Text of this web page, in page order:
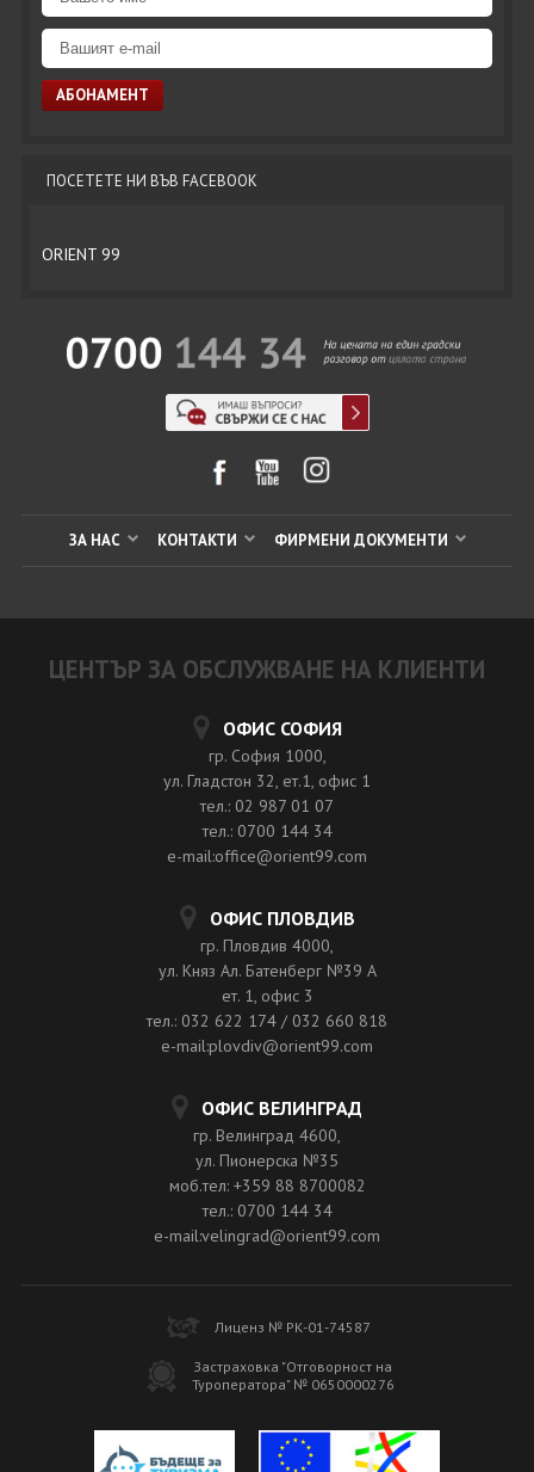
ПОСЕТЕТЕ НИ ВЪВ FACEBOOK
ORIENT 99
ЗА НАС КОНТАКТИ ФИРМЕНИ ДОКУМЕНТИ
ЦЕНТЪР ЗА ОБСЛУЖВАНЕ НА КЛИЕНТИ
ОФИС СОФИЯ
гр. София 1000,
ул. Гладстон 32, ет.1, офис 1
тел.: 02 987 01 07
тел.: 0700 144 34
e-mail:office@orient99.com
ОФИС ПЛОВДИВ
гр. Пловдив 4000,
ул. Княз Ал. Батенберг №39 A
ет. 1, офис 3
тел.: 032 622 174 / 032 660 818
e-mail:plovdiv@orient99.com
ОФИС ВЕЛИНГРАД
гр. Велинград 4600,
ул. Пионерска №35
моб.тел: +359 88 8700082
тел.: 0700 144 34
e-mail:velingrad@orient99.com
Лиценз № РК-01-74587
Застраховка "Отговорност на
Туроператора" № 0650000276